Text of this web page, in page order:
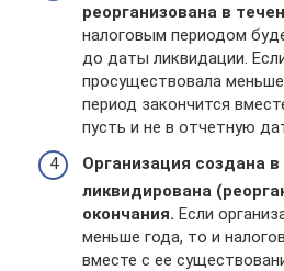
реорганизована в
налоговым периодом
до даты ликвидации.
просуществовала
период закончится
пусть и не в отчетную
Организация создана в
ликвидирована
окончания. Если
меньше года, то и
вместе с ее